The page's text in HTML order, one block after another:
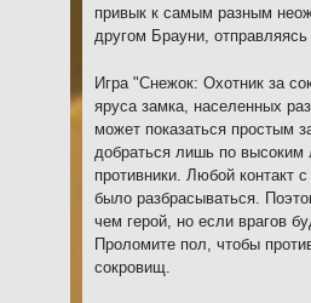
привык к самым разным
другом Брауни,
Игра "Снежок: Охотник за
яруса замка, населенных
может показаться простым
добраться лишь по высоким
противники. Любой контакт
было разбрасываться.
чем герой, но если врагов
Проломите пол, чтобы
сокровищ.